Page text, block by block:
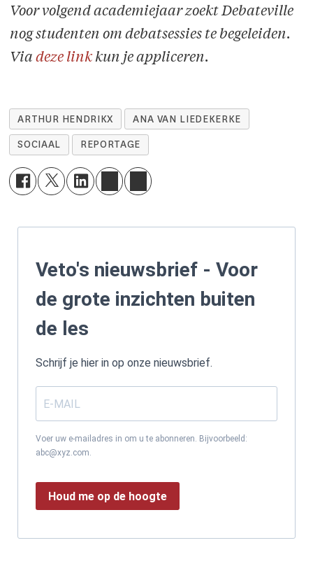
Voor volgend academiejaar zoekt Debateville
nog studenten om debatsessies te begeleiden.
Via deze linkkun je appliceren.
ARTHUR HENDRIKX ANA VAN LIEDEKERKE
SOCIAAL REPORTAGE
Veto's nieuwsbrief - Voor
de grote inzichten buiten
de les
Schrijf je hier in op onze nieuwsbrief.
Voer uw e-mailadres in om u te abonneren. Bijvoorbeeld:
abc@xyz.com.
Houd me op de hoogte